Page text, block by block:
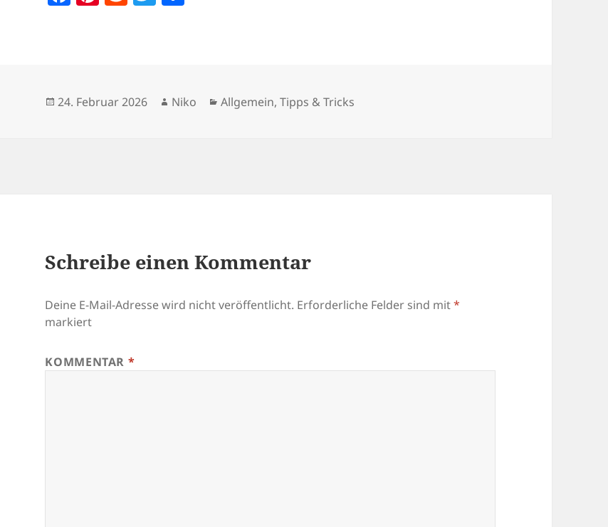
o
Veröffentlicht
24. Februar 2026 Autor
Niko Kategorien
Allgemein,Tipps & Tricks
Schreibe einen Kommentar
Deine E-Mail-Adresse wird nicht veröffentlicht. Erforderliche Felder sind mit*
markiert
KOMMENTAR *